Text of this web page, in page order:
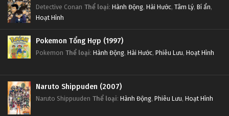
Detective Conan Thể loại: Hành Động, Hài Hước, Tâm Lý, Bí ẩn,
Hoạt Hình
Pokemon Tổng Hợp (1997)
Pokemon Thể loại: Hành Động, Hài Hước, Phiêu Lưu, Hoạt Hình
Naruto Shippuden (2007)
Naruto Shippuuden Thể loại: Hành Động, Phiêu Lưu, Hoạt Hình